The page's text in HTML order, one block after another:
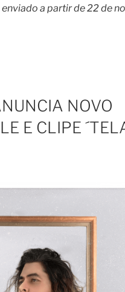
enviado a partir de 22 de
NOVO
E CLIPE